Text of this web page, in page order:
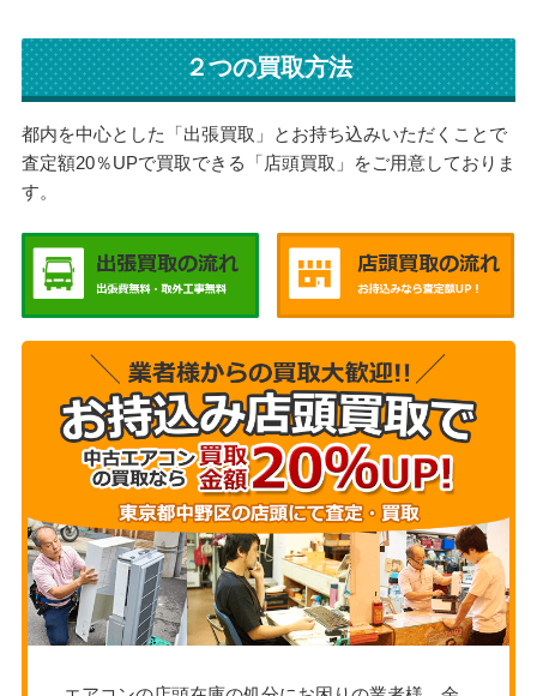
２つの買取方法
都内を中心とした「出張買取」とお持ち込みいただくことで
査定額20％UPで買取できる「店頭買取」をご用意しておりま
す。